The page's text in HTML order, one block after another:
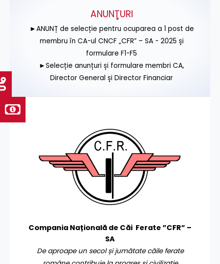
ANUNŢURI
►ANUNȚ de selecție pentru ocuparea a 1 post de
membru în CA-ul CNCF „CFR” – SA - 2025 și
formulare F1-F5
►Selecție anunțuri și formulare membri CA,
Director General și Director Financiar
Compania Națională de Căi Ferate ”CFR” –
SA
De aproape un secol și jumătate căile ferate